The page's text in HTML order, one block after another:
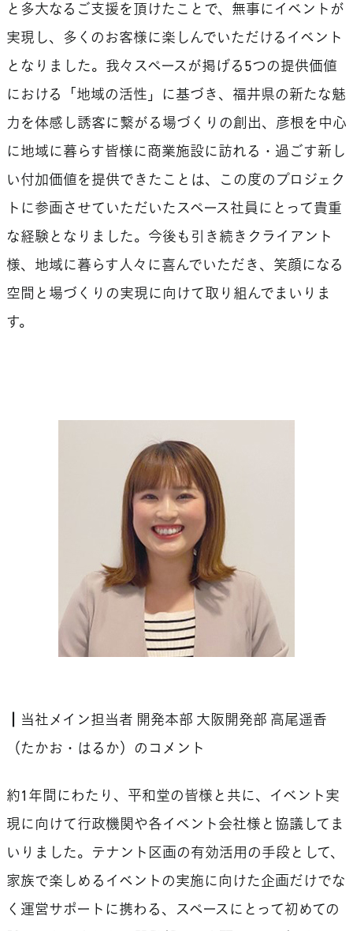
と多大なるご支援を頂けたことで、無事にイベントが
実現し、多くのお客様に楽しんでいただけるイベント
となりました。我々スペースが掲げる5つの提供価値
における「地域の活性」に基づき、福井県の新たな魅
力を体感し誘客に繋がる場づくりの創出、彦根を中心
に地域に暮らす皆様に商業施設に訪れる・過ごす新し
い付加価値を提供できたことは、この度のプロジェク
トに参画させていただいたスペース社員にとって貴重
な経験となりました。今後も引き続きクライアント
様、地域に暮らす人々に喜んでいただき、笑顔になる
空間と場づくりの実現に向けて取り組んでまいりま
す。
┃当社メイン担当者 開発本部 大阪開発部 高尾遥香
（たかお・はるか）のコメント
約1年間にわたり、平和堂の皆様と共に、イベント実
現に向けて行政機関や各イベント会社様と協議してま
いりました。テナント区画の有効活用の手段として、
家族で楽しめるイベントの実施に向けた企画だけでな
く運営サポートに携わる、スペースにとって初めての